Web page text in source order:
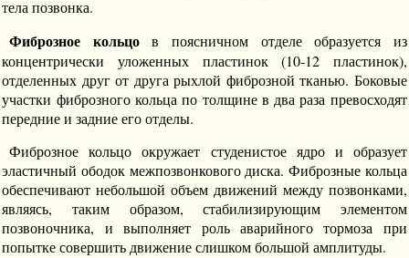
тела позвонка.
Фиброзное кольцов поясничном отделе образуется из
концентрически уложенных пластинок (10-12 пластинок),
отделенных друг от друга рыхлой фиброзной тканью. Боковые
участки фиброзного кольца по толщине в два раза превосходят
передние и задние его отделы.
Фиброзное кольцо окружает студенистое ядро и образует
эластичный ободок межпозвонкового диска. Фиброзные кольца
обеспечивают небольшой объем движений между позвонками,
являясь, таким образом, стабилизирующим элементом
позвоночника, и выполняет роль аварийного тормоза при
попытке совершить движение слишком большой амплитуды.